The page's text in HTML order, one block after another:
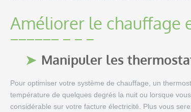
Améliorer le chauffage
Manipuler les
Pour optimiser votre système de chauffage, un
température de quelques degrés la nuit ou lorsque
considérable sur votre facture électricité. Plus vous